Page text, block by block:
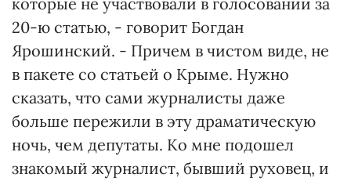
20-ю статью, - говорит Богдан
Ярошинский. - Причем в чистом виде, не
в пакете со статьей о Крыме. Нужно
сказать, что сами журналисты даже
больше пережили в эту драматическую
ночь, чем депутаты. Ко мне подошел
знакомый журналист, бывший руховец, и